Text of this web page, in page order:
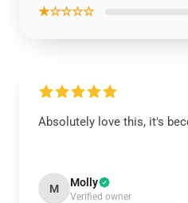
★☆☆☆☆
Absolutely love this, it's
M Molly
Verified owner